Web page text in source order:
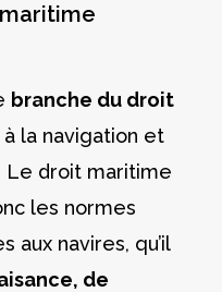
branche du droit
à la navigation et
Le droit maritime
les normes
aux navires, qu’il
de